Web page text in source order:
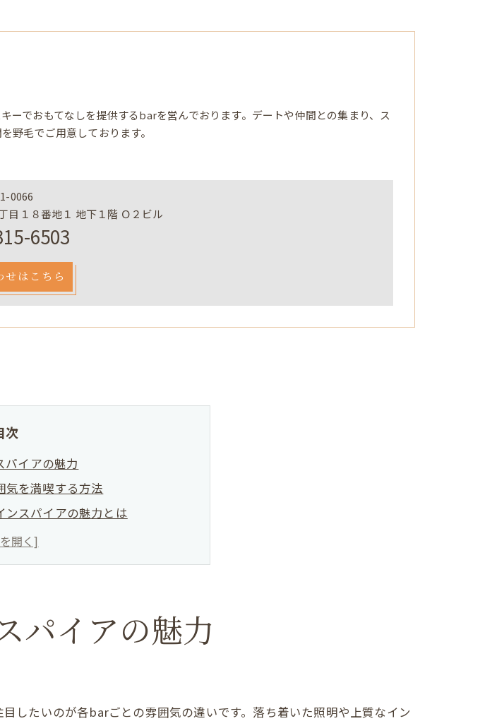
ーでおもてなしを提供するbarを営んでおります。デートや仲間との集まり、ス
野毛でご用意しております。
0066
目１８番地１ 地下１階 Ｏ２ビル
6503
せはこちら
次
イアの魅力
を満喫する方法
スパイアの魅力とは
多様なスタイル
イア特有の体験
人にインスパイアが最適な理由
アの雰囲気比較
の落ち着いた過ごし方
パイアの魅力
したいのが各barごとの雰囲気の違いです。落ち着いた照明や上質なイン